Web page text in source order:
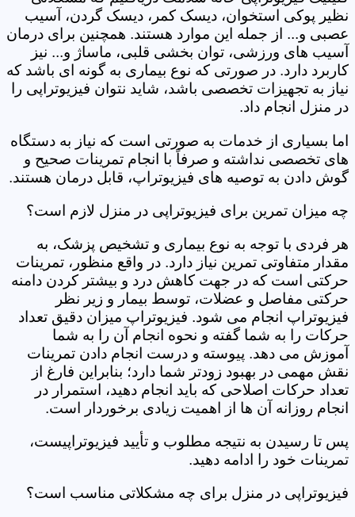
نظیر پوکی استخوان، دیسک کمر، دیسک گردن، آسیب
عصبی و... از جمله این موارد هستند. همچنین برای درمان
آسیب های ورزشی، توان بخشی قلبی، ماساژ و... نیز
کاربرد دارد. در صورتی که نوع بیماری به گونه ای باشد که
نیاز به تجهیزات تخصصی باشد، شاید نتوان فیزیوتراپی را
در منزل انجام داد.
اما بسیاری از خدمات به صورتی است که نیاز به دستگاه
های تخصصی نداشته و صرفاً با انجام تمرینات صحیح و
گوش دادن به توصیه های فیزیوتراپ، قابل درمان هستند.
چه میزان تمرین برای فیزیوتراپی در منزل لازم است؟
هر فردی با توجه به نوع بیماری و تشخیص پزشک، به
مقدار متفاوتی تمرین نیاز دارد. در واقع منظور، تمرینات
حرکتی است که در جهت کاهش درد و بیشتر کردن دامنه
حرکتی مفاصل و عضلات، توسط بیمار و زیر نظر
فیزیوتراپ انجام می شود. فیزیوتراپ میزان دقیق تعداد
حرکات را به شما گفته و نحوه انجام آن را به شما
آموزش می دهد. پیوسته و درست انجام دادن تمرینات
نقش مهمی در بهبود زودتر شما دارد؛ بنابراین فارغ از
تعداد حرکات اصلاحی که باید انجام دهید، استمرار در
انجام روزانه آن ها از اهمیت زیادی برخوردار است.
پس تا رسیدن به نتیجه مطلوب و تأیید فیزیوتراپیست،
تمرینات خود را ادامه دهید.
فیزیوتراپی در منزل برای چه مشکلاتی مناسب است؟